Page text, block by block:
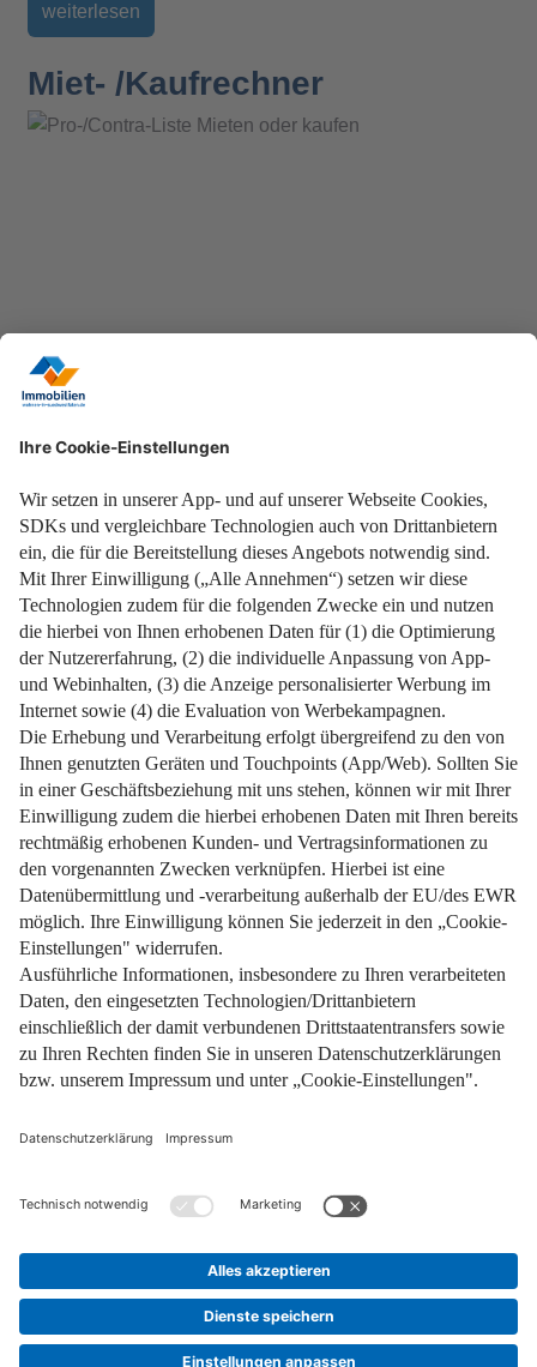
weiterlesen
Miet- /Kaufrechner
Zum Rechner
23. Juni 2025
Impressum Datenschutz Nutzungsbedingungen
Pflichtinformationen
Barrierefreiheit Widerrufsformular
Cookie-Einstellungen
Facebook
Instagram